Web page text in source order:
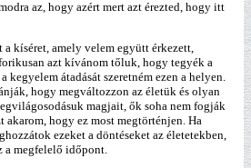
az, hogy azért mert azt érezted, hogy itt
a kíséret, amely velem együtt érkezett,
azt kívánom tőluk, hogy tegyék a
kegyelem átadását szeretném ezen a helyen.
hogy megváltozzon az életük és olyan
magjait, ők soha nem fogják
akarom, hogy ez most megtörténjen. Ha
ezeket a döntéseket az életetekben,
a megfelelő időpont.